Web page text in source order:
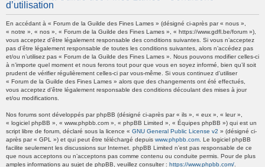
h
c
d’utilisation
En accédant à « Forum de la Guilde des Fines Lames » (désigné ci-après par « nous »,
« notre », « nos », « Forum de la Guilde des Fines Lames », « https://www.gdfl.be/forum »),
vous acceptez d’être légalement responsable des conditions suivantes. Si vous n’acceptez
pas d’être légalement responsable de toutes les conditions suivantes, alors n’accédez pas
et/ou n’utilisez pas « Forum de la Guilde des Fines Lames ». Nous pouvons modifier celles-ci
à n’importe quel moment et nous ferons tout pour que vous en soyez informé, bien qu’il soit
prudent de vérifier régulièrement celles-ci par vous-même. Si vous continuez d’utiliser
« Forum de la Guilde des Fines Lames » alors que des changements ont été effectués,
vous acceptez d’être légalement responsable des conditions découlant des mises à jour
et/ou modifications.
Nos forums sont développés par phpBB (désigné ci-après par « ils », « eux », « leur »,
« logiciel phpBB », « www.phpbb.com », « phpBB Limited », « Équipes phpBB ») qui est un
script libre de forum, déclaré sous la licence « GNU General Public License v2 » (désigné ci-
après par « GPL ») et qui peut être téléchargé depuis www.phpbb.com . Le logiciel phpBB
facilite seulement les discussions sur Internet. phpBB Limited n’est pas responsable de ce
que nous acceptons ou n’acceptons pas comme contenu ou conduite permis. Pour de plus
amples informations au sujet de phpBB, veuillez consulter : https://www.phpbb.com/